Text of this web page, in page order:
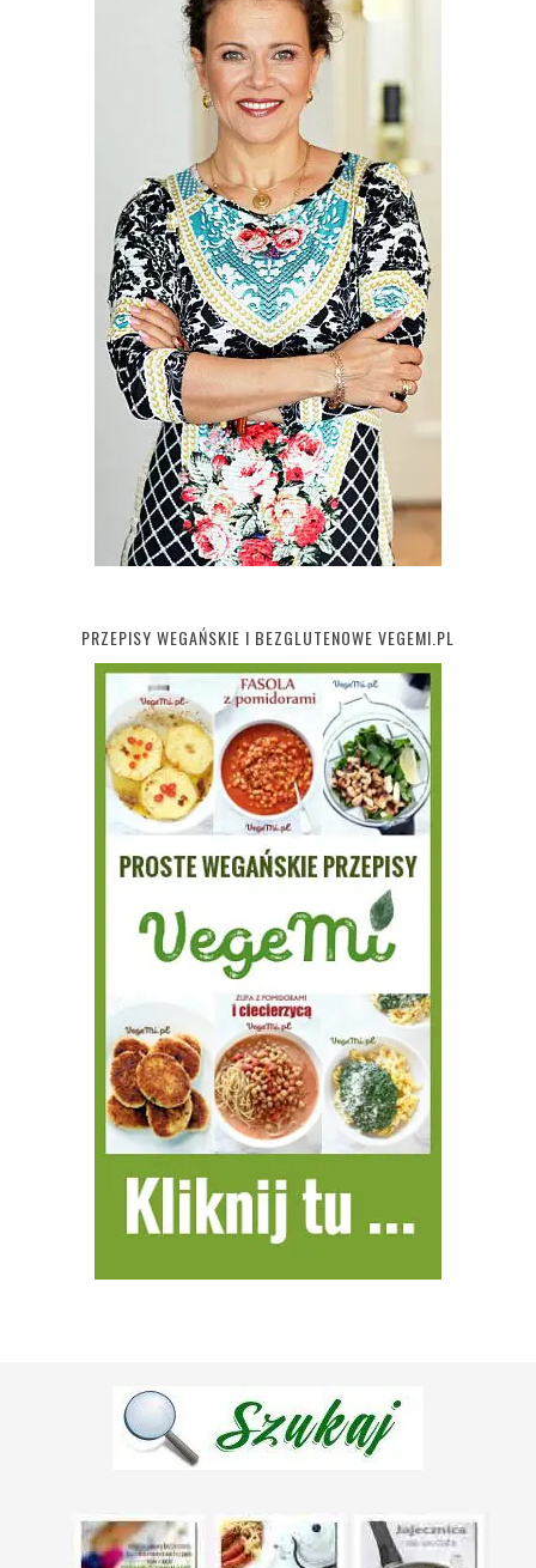
PRZEPISY WEGAŃSKIE I BEZGLUTENOWE VEGEMI.PL